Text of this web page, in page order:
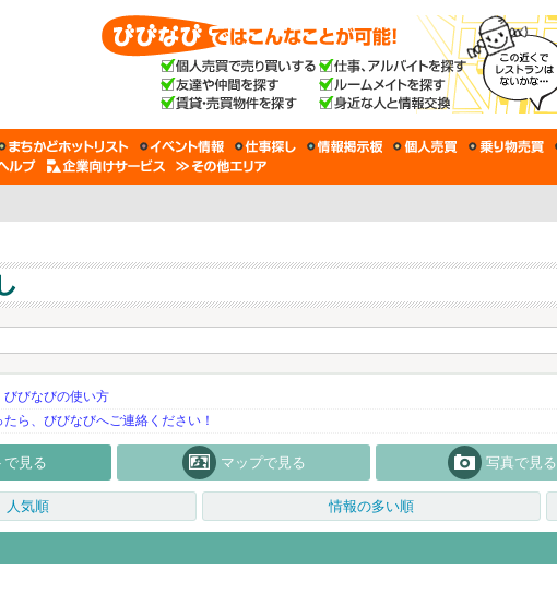
びなびの使い方
ら、びびなびへご連絡ください！
で見る マップで見る 写真で見る
人気順 情報の多い順